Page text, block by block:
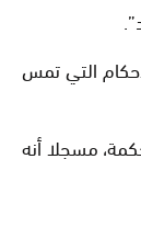
التي تمس
مسجلا أنه